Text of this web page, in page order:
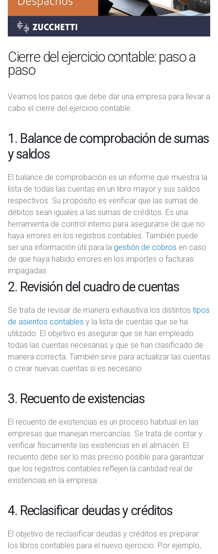
Cierre del ejercicio contable: paso a
paso
Veamos los pasos que debe dar una empresa para llevar a
cabo el cierre del ejercicio contable.
1. Balance de comprobación de sumas
y saldos
El balance de comprobación es un informe que muestra la
lista de todas las cuentas en un libro mayor y sus saldos
respectivos. Su propósito es verificar que las sumas de
débitos sean iguales a las sumas de créditos. Es una
herramienta de control interno para asegurarse de que no
haya errores en los registros contables. También puede
ser una información útil para la gestión de cobros en caso
de que haya habido errores en los importes o facturas
impagadas.
2. Revisión del cuadro de cuentas
Se trata de revisar de manera exhaustiva los distintos tipos
de asientos contables y la lista de cuentas que se ha
utilizado. El objetivo es asegurar que se han empleado
todas las cuentas necesarias y que se han clasificado de
manera correcta. También sirve para actualizar las cuentas
o crear nuevas cuentas si es necesario.
3. Recuento de existencias
El recuento de existencias es un proceso habitual en las
empresas que manejan mercancías. Se trata de contar y
verificar físicamente las existencias en el almacén. El
recuento debe ser lo más preciso posible para garantizar
que los registros contables reflejen la cantidad real de
existencias en la empresa.
4. Reclasificar deudas y créditos
El objetivo de reclasificar deudas y créditos es preparar
los libros contables para el nuevo ejercicio. Por ejemplo,